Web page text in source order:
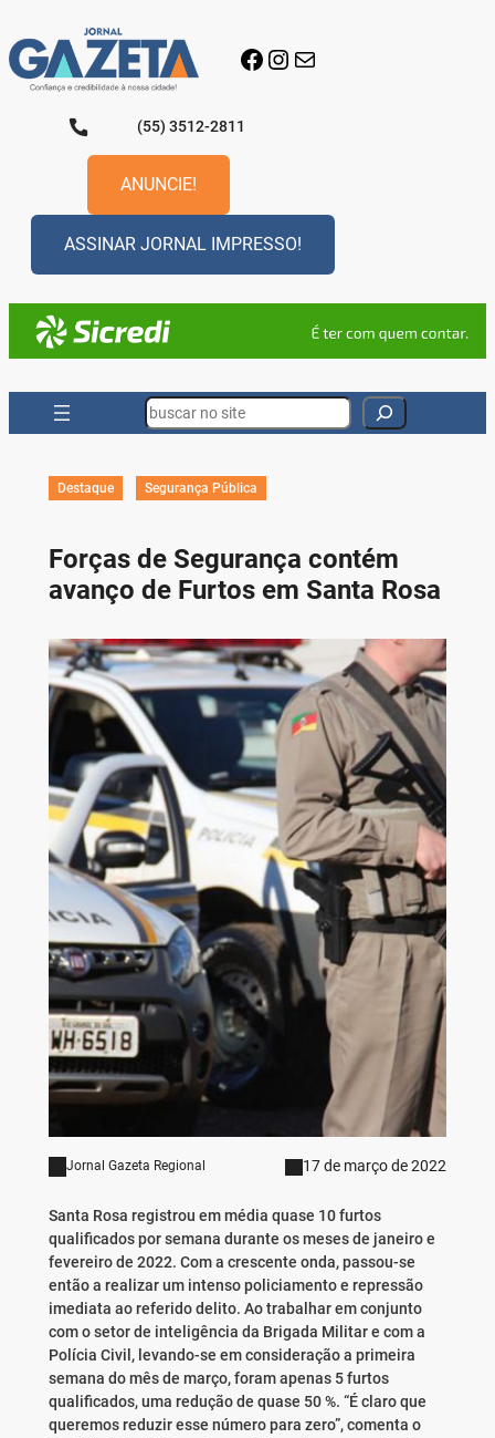
para
o
conteúdo
Facebook
Instagram
E-mail
(55) 3512-2811
ANUNCIE!
ASSINAR JORNAL IMPRESSO!
Search
Destaque Segurança Pública
Forças de Segurança contém
avanço de Furtos em Santa Rosa
Jornal Gazeta Regional 17 de março de 2022
Santa Rosa registrou em média quase 10 furtos
qualificados por semana durante os meses de janeiro e
fevereiro de 2022. Com a crescente onda, passou-se
então a realizar um intenso policiamento e repressão
imediata ao referido delito. Ao trabalhar em conjunto
com o setor de inteligência da Brigada Militar e com a
Polícia Civil, levando-se em consideração a primeira
semana do mês de março, foram apenas 5 furtos
qualificados, uma redução de quase 50 %. “É claro que
queremos reduzir esse número para zero”, comenta o